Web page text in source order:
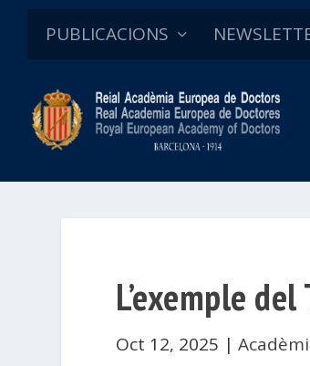
PUBLICACIONS
L’exemple
Oct 12, 2025 |